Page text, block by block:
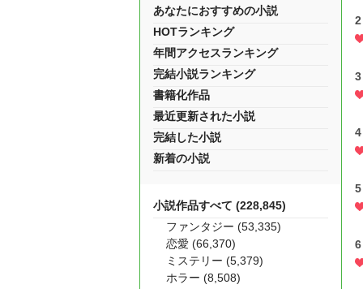
あなたにおすすめの小説
HOTランキング
年間アクセスランキング
完結小説ランキング
書籍化作品
最近更新された小説
完結した小説
新着の小説
小説作品すべて (228,845)
ファンタジー (53,335)
恋愛 (66,370)
ミステリー (5,379)
ホラー (8,508)